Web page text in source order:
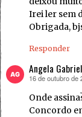
Irei ler sem
Obrigada,
Responder
Angela Gabriel
disse:
16 de outubro de
Onde
Concordo